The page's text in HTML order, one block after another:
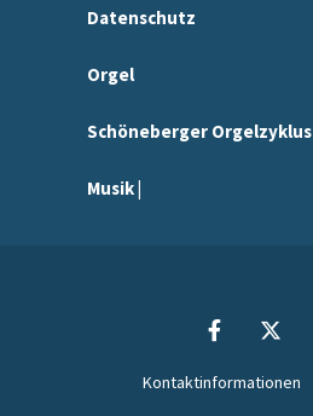
Datenschutz
Orgel
Schöneberger Orgelzyklus
Musik |
Kontaktinformationen